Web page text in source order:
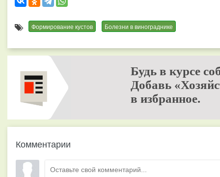
Формирование кустов Болезни в винограднике
Будь в курсе
Добавь
в избранное.
Комментарии